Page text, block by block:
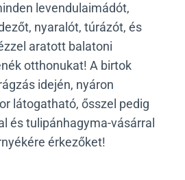
levendulaimádót,
nyaralót, túrázót, és
aratott balatoni
otthonukat! A birtok
idején, nyáron
látogatható, ősszel pedig
és tulipánhagyma-vásárral
érkezőket!